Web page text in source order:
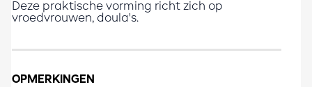
Deze praktische vorming richt zich op
vroedvrouwen, doula's.
OPMERKINGEN